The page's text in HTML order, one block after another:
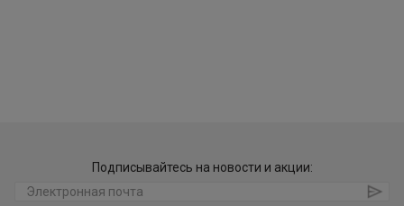
Подписывайтесь на новости и акции: